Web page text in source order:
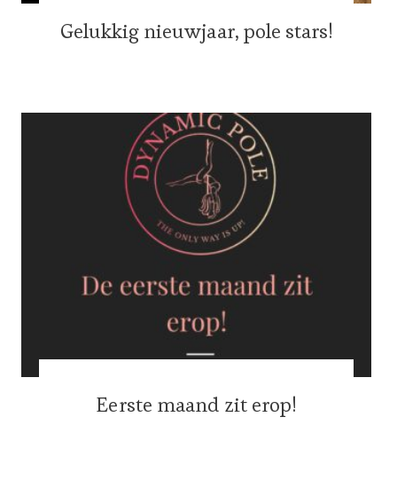
Gelukkig nieuwjaar, pole stars!
Eerste maand zit erop!